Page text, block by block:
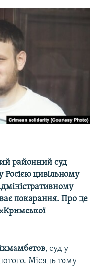
районний суд
цивільному
покарання. Про це
, суд у
Місяць тому